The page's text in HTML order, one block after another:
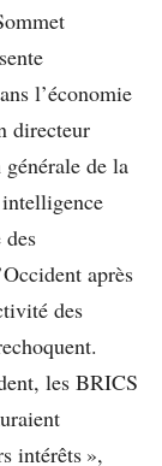
l’économie
directeur
de la
après
des
les BRICS
intérêts »,